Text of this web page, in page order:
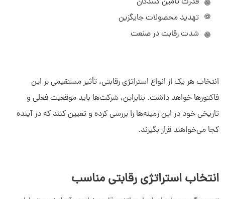
تهدید محصولات جایگزین
شدت رقابت در صنعت
انتخاب هر یک از انواع استراتژی رقابتی، تأثیر مستقیمی بر این
فاکتورها خواهد داشت. بنابراین، شرکت‌ها باید موقعیت فعلی و
تاریخی خود در این زمینه‌ها را بررسی کرده و تعیین کنند که در آینده
کجا می‌خواهند قرار بگیرند.
انتخاب استراتژی رقابتی مناسب